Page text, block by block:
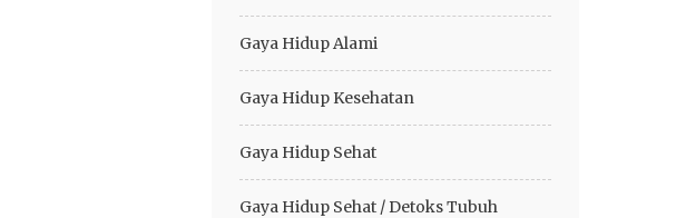
Gaya Hidup Alami
Gaya Hidup Kesehatan
Gaya Hidup Sehat
Gaya Hidup Sehat / Detoks Tubuh